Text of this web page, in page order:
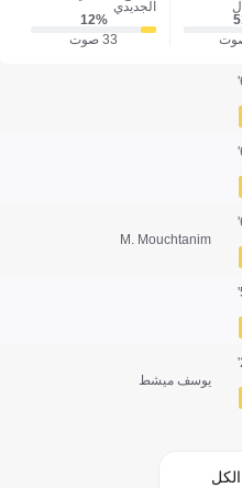
الجديدي
12‎%‎
33 صوت
M. Mouchtanim
يوسف ميشط